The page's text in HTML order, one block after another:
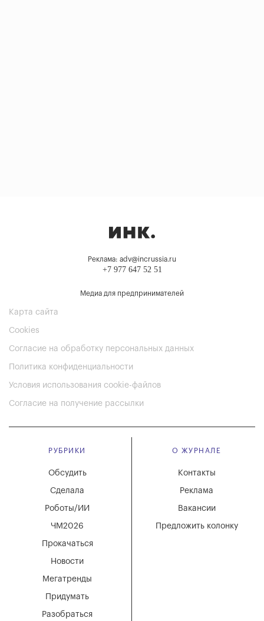
Реклама: adv@incrussia.ru
+7 977 647 52 51
Медиа для предпринимателей
Карта сайта
Cookies
Согласие на обработку персональных данных
Политика конфиденциальности
Условия использования cookie-файлов
Согласие на получение рассылки
РУБРИКИ
Мегатренды
Придумать
Разобраться
Новости
Обсудить
Сделала
Роботы/ИИ
ЧМ2026
Прокачаться
О ЖУРНАЛЕ
Вакансии
Реклама
Контакты
Предложить колонку